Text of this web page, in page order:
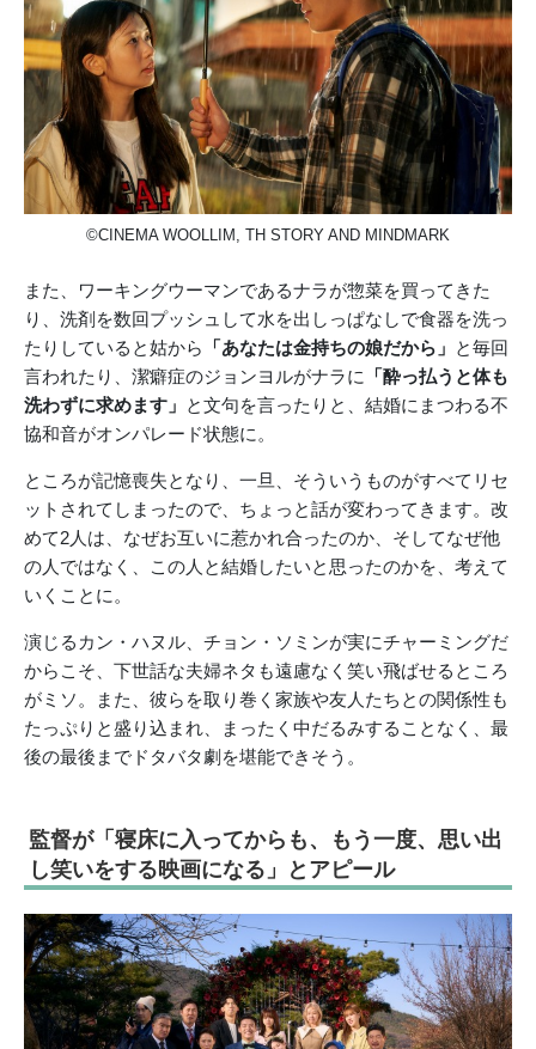
©CINEMA WOOLLIM, TH STORY AND MINDMARK
また、ワーキングウーマンであるナラが惣菜を買ってきた
り、洗剤を数回プッシュして水を出しっぱなしで食器を洗っ
たりしていると姑から
「あなたは金持ちの娘だから」 と毎回
言われたり、潔癖症のジョンヨルがナラに
「酔っ払うと体も
洗わずに求めます」 と文句を言ったりと、結婚にまつわる不
協和音がオンパレード状態に。
ところが記憶喪失となり、一旦、そういうものがすべてリセ
ットされてしまったので、ちょっと話が変わってきます。改
めて2人は、なぜお互いに惹かれ合ったのか、そしてなぜ他
の人ではなく、この人と結婚したいと思ったのかを、考えて
いくことに。
演じるカン・ハヌル、チョン・ソミンが実にチャーミングだ
からこそ、下世話な夫婦ネタも遠慮なく笑い飛ばせるところ
がミソ。また、彼らを取り巻く家族や友人たちとの関係性も
たっぷりと盛り込まれ、まったく中だるみすることなく、最
後の最後までドタバタ劇を堪能できそう。
監督が「寝床に入ってからも、もう一度、思い出
し笑いをする映画になる」とアピール